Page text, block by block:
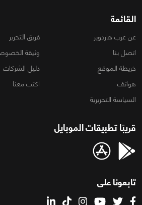
القائمة
عن عرب هاردوير
فريق التحرير
اتصل بنا
وثيقة
خريطة الموقع
دليل الشركات
هواتف
اكتب معنا
السياسة التحريرية
قريبًا تطبيقات الموبايل
تابعونا على